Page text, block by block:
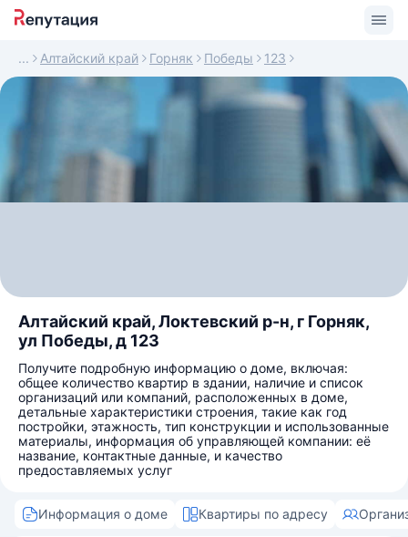
Алтайский край Горняк Победы 123
Алтайский край, Локтевский р-н, г Горняк,
ул Победы, д 123
Получите подробную информацию о доме, включая:
общее количество квартир в здании, наличие и список
организаций или компаний, расположенных в доме,
детальные характеристики строения, такие как год
постройки, этажность, тип конструкции и использованные
материалы, информация об управляющей компании: её
название, контактные данные, и качество
предоставляемых услуг
Информация о доме Квартиры по адресу